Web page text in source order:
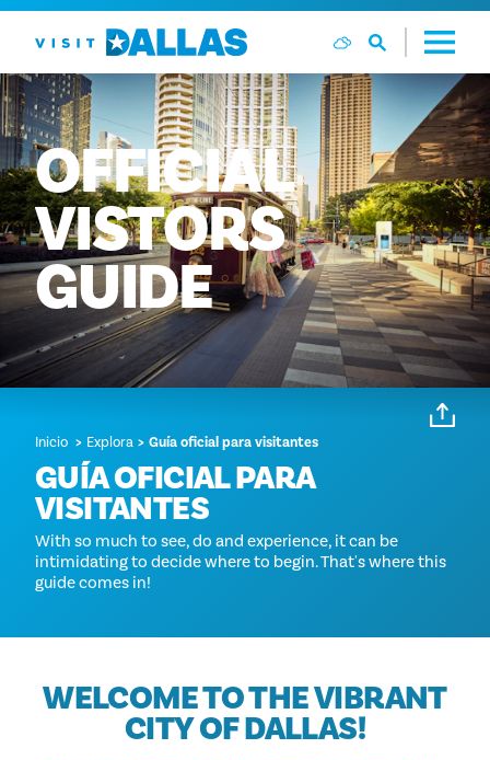
Ir al contenido
OFFICIAL
VISTORS
GUIDE
Inicio Explora Guía oficial para visitantes
GUÍA OFICIAL PARA
VISITANTES
With so much to see, do and experience, it can be
intimidating to decide where to begin. That's where this
guide comes in!
WELCOME TO THE VIBRANT
CITY OF DALLAS!